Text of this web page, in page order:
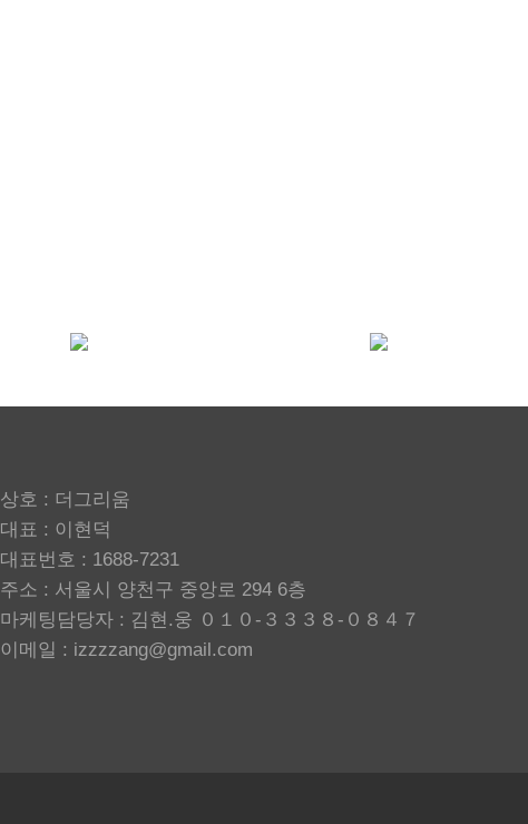
상호 : 더그리움
대표 : 이현덕
대표번호 : 1688-7231
주소 : 서울시 양천구 중앙로 294 6층
마케팅담당자 : 김현.웅 ０１０-３３３８-０８４７
이메일 : izzzzang@gmail.com